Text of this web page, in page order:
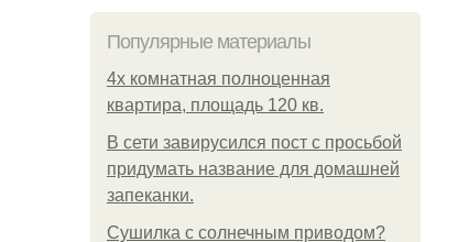
Популярные материалы
4x комнатная полноценная
квартира, площадь 120 кв.
В сети завирусился пост с просьбой
придумать название для домашней
запеканки.
Сушилка с солнечным приводом?